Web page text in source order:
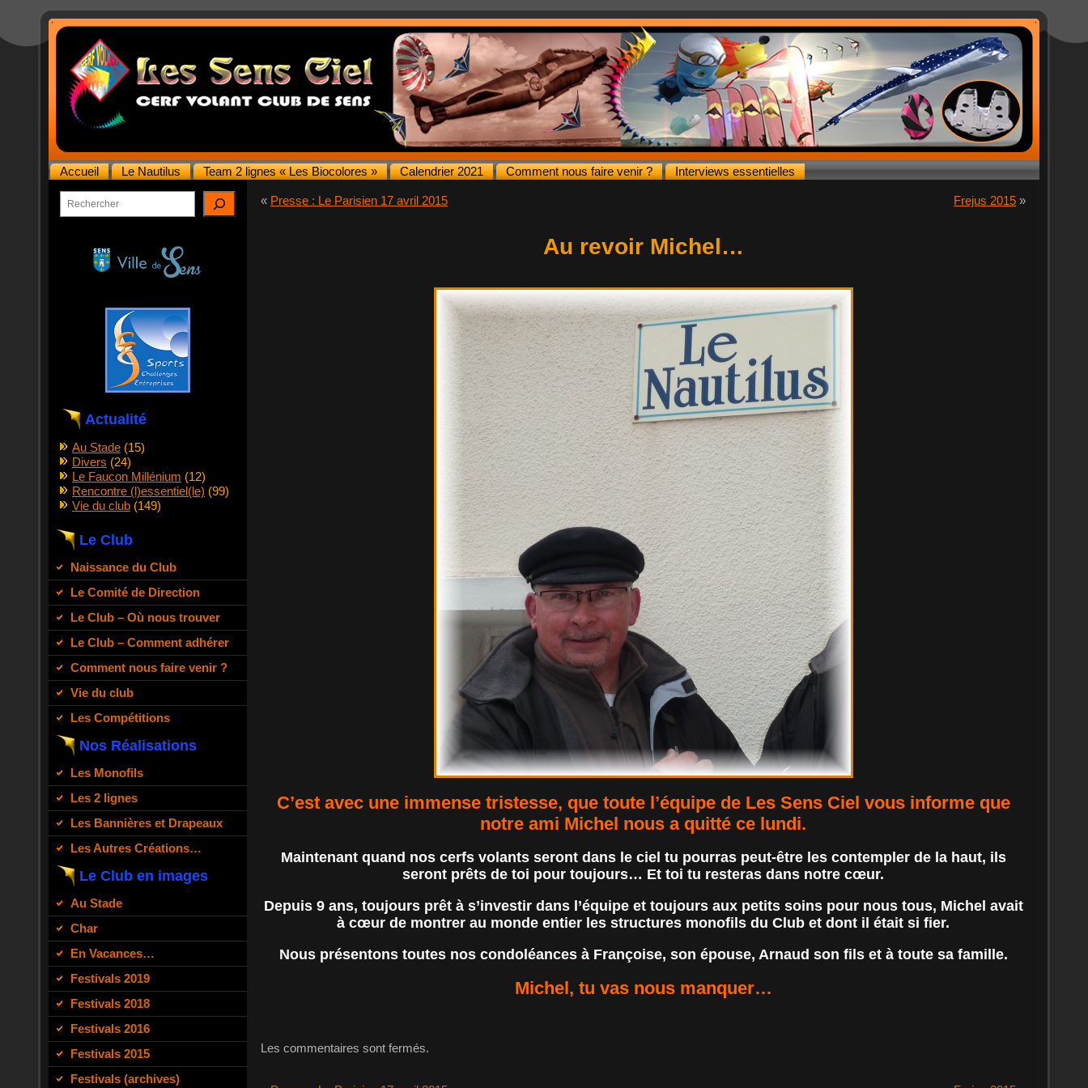
Accueil Le Nautilus Team 2 lignes « Les Biocolores » Calendrier 2021 Comment nous faire venir ?
Interviews essentielles
Rechercher
Actualité
Au Stade (15)
Divers (24)
Le Faucon Millénium (12)
Rencontre (l)essentiel(le) (99)
Vie du club (149)
Le Club
Naissance du Club
Le Comité de Direction
Le Club – Où nous trouver
Le Club – Comment adhérer
Comment nous faire venir ?
Vie du club
Les Compétitions
Nos Réalisations
Les Monofils
Les 2 lignes
Les Bannières et Drapeaux
Les Autres Créations…
Le Club en images
Au Stade
Char
En Vacances…
Festivals 2019
Festivals 2018
Festivals 2016
Festivals 2015
Festivals (archives)
« Presse : Le Parisien 17 avril 2015 Frejus 2015 »
Au revoir Michel…
C’est avec une immense tristesse, que toute l’équipe de Les Sens Ciel vous informe que
notre ami Michel nous a quitté ce lundi.
Maintenant quand nos cerfs volants seront dans le ciel tu pourras peut-être les contempler de la haut, ils
seront prêts de toi pour toujours… Et toi tu resteras dans notre cœur.
Depuis 9 ans, toujours prêt à s’investir dans l’équipe et toujours aux petits soins pour nous tous, Michel avait
à cœur de montrer au monde entier les structures monofils du Club et dont il était si fier.
Nous présentons toutes nos condoléances à Françoise, son épouse, Arnaud son fils et à toute sa famille.
Michel, tu vas nous manquer…
Les commentaires sont fermés.